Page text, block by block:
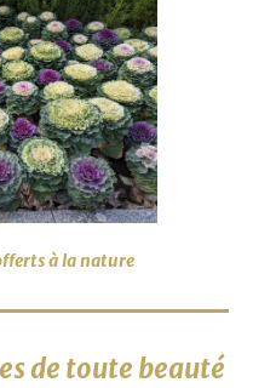
à la nature
de toute beauté